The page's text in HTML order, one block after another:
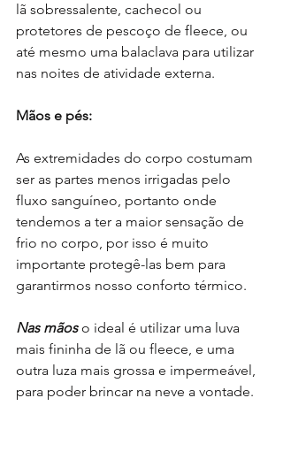
lã sobressalente, cachecol ou
protetores de pescoço de fleece, ou
até mesmo uma balaclava para utilizar
nas noites de atividade externa.
Mãos e pés:
As extremidades do corpo costumam
ser as partes menos irrigadas pelo
fluxo sanguíneo, portanto onde
tendemos a ter a maior sensação de
frio no corpo, por isso é muito
importante protegê-las bem para
garantirmos nosso conforto térmico.
Nas mãos o ideal é utilizar uma luva
mais fininha de lã ou fleece, e uma
outra luza mais grossa e impermeável,
para poder brincar na neve a vontade.